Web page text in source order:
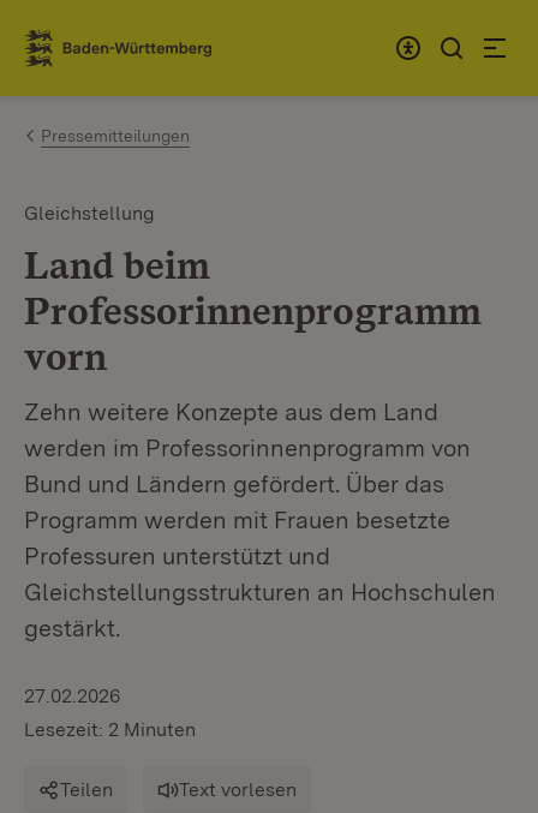
Zum Inhalt springen
Link zur Startseite
Pressemitteilungen
Gleichstellung
Land beim
Professorinnenprogramm
vorn
Zehn weitere Konzepte aus dem Land
werden im Professorinnenprogramm von
Bund und Ländern gefördert. Über das
Programm werden mit Frauen besetzte
Professuren unterstützt und
Gleichstellungsstrukturen an Hochschulen
gestärkt.
27.02.2026
Lesezeit: 2 Minuten
Teilen Text vorlesen